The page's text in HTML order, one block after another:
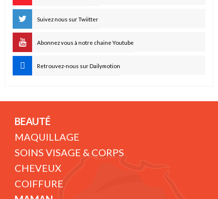
Suivez nous sur Twiitter
Abonnez vous à notre chaine Youtube
Retrouvez-nous sur Dailymotion
BEAUTÉ
MAQUILLAGE
SOINS VISAGE & CORPS
CHEVEUX
COIFFURE